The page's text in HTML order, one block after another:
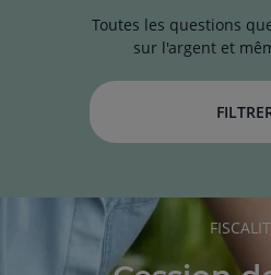
Toutes les questions
sur l'argent et
DE
L'ARTICLE